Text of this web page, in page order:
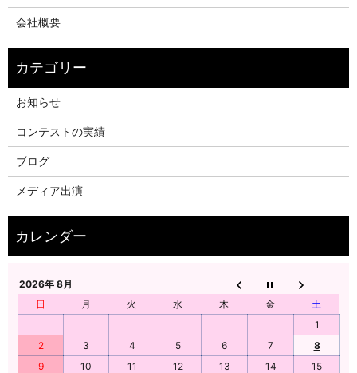
会社概要
お知らせ
コンテストの実績
ブログ
メディア出演
2026年 8月
日
月 火 水 木 金
土
1
2
3 4 5 6 7
8
9
10 11 12 13 14
15